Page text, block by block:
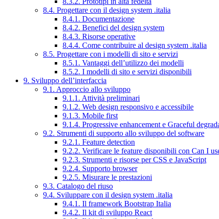
8.4. Progettare con il design system .italia
8.4.1. Documentazione
8.4.2. Benefici del design system
8.4.3. Risorse operative
8.4.4. Come contribuire al design system .italia
8.5. Progettare con i modelli di sito e servizi
8.5.1. Vantaggi dell’utilizzo dei modelli
8.5.2. I modelli di sito e servizi disponibili
9. Sviluppo dell’interfaccia
9.1. Approccio allo sviluppo
9.1.1. Attività preliminari
9.1.2. Web design responsivo e accessibile
9.1.3. Mobile first
9.1.4. Progressive enhancement e Graceful
9.2. Strumenti di supporto allo sviluppo del software
9.2.1. Feature detection
9.2.2. Verificare le feature disponibili con Can I
9.2.3. Strumenti e risorse per CSS e JavaScript
9.2.4. Supporto browser
9.2.5. Misurare le prestazioni
9.3. Catalogo del riuso
9.4. Sviluppare con il design system .italia
9.4.1. Il framework Bootstrap Italia
9.4.2. Il kit di sviluppo React